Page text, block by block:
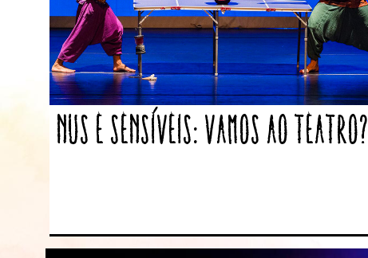
Nus e sensíveis: vamos ao teatro?